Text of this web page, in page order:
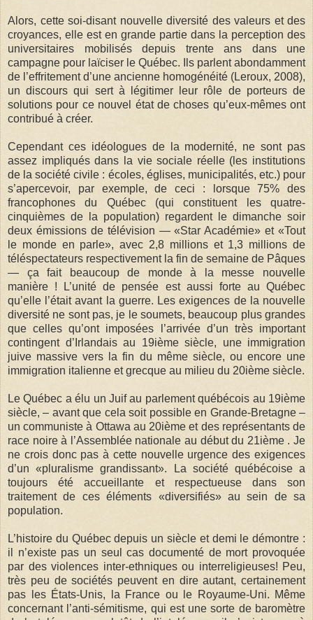
Alors, cette soi-disant nouvelle diversité des valeurs et des
croyances, elle est en grande partie dans la perception des
universitaires mobilisés depuis trente ans dans une
campagne pour laïciser le Québec. Ils parlent abondamment
de l’effritement d’une ancienne homogénéité (Leroux, 2008),
un discours qui sert à légitimer leur rôle de porteurs de
solutions pour ce nouvel état de choses qu’eux-mêmes ont
contribué à créer.
Cependant ces idéologues de la modernité, ne sont pas
assez impliqués dans la vie sociale réelle (les institutions
de la société civile : écoles, églises, municipalités, etc.) pour
s’apercevoir, par exemple, de ceci : lorsque 75% des
francophones du Québec (qui constituent les quatre-
cinquièmes de la population) regardent le dimanche soir
deux émissions de télévision — «Star Académie» et «Tout
le monde en parle», avec 2,8 millions et 1,3 millions de
téléspectateurs respectivement la fin de semaine de Pâques
— ça fait beaucoup de monde à la messe nouvelle
manière ! L’unité de pensée est aussi forte au Québec
qu’elle l’était avant la guerre. Les exigences de la nouvelle
diversité ne sont pas, je le soumets, beaucoup plus grandes
que celles qu’ont imposées l’arrivée d’un très important
contingent d’Irlandais au 19ième siècle, une immigration
juive massive vers la fin du même siècle, ou encore une
immigration italienne et grecque au milieu du 20ième siècle.
Le Québec a élu un Juif au parlement québécois au 19ième
siècle, – avant que cela soit possible en Grande-Bretagne –
un communiste à Ottawa au 20ième et des représentants de
race noire à l’Assemblée nationale au début du 21ième . Je
ne crois donc pas à cette nouvelle urgence des exigences
d’un «pluralisme grandissant». La société québécoise a
toujours été accueillante et respectueuse dans son
traitement de ces éléments «diversifiés» au sein de sa
population.
L’histoire du Québec depuis un siècle et demi le démontre :
il n’existe pas un seul cas documenté de mort provoquée
par des violences inter-ethniques ou interreligieuses! Peu,
très peu de sociétés peuvent en dire autant, certainement
pas les États-Unis, la France ou le Royaume-Uni. Même
concernant l’anti-sémitisme, qui est une sorte de baromètre